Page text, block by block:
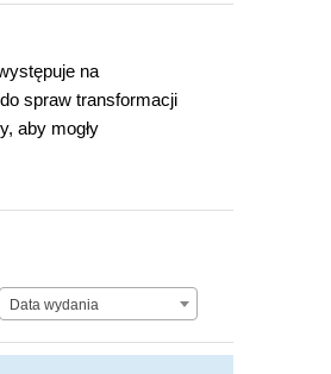
na
spraw transformacji
aby mogły
Data wydania
Data wydania